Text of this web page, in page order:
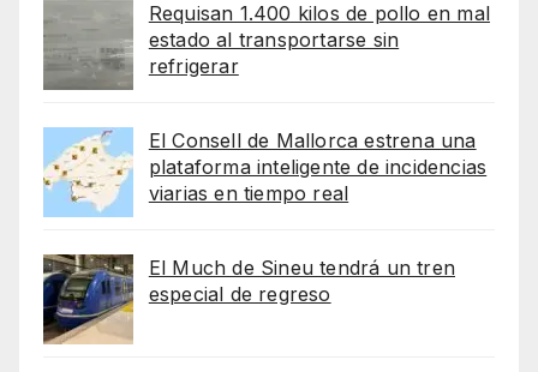
Requisan 1.400 kilos de pollo en mal
estado al transportarse sin
refrigerar
El Consell de Mallorca estrena una
plataforma inteligente de incidencias
viarias en tiempo real
El Much de Sineu tendrá un tren
especial de regreso